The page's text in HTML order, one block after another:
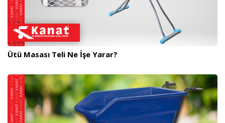
Ütü Masası Teli Ne İşe Yarar?